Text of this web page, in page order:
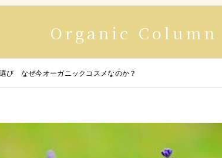
Organic Column
び なぜ今オーガニックコスメなのか？